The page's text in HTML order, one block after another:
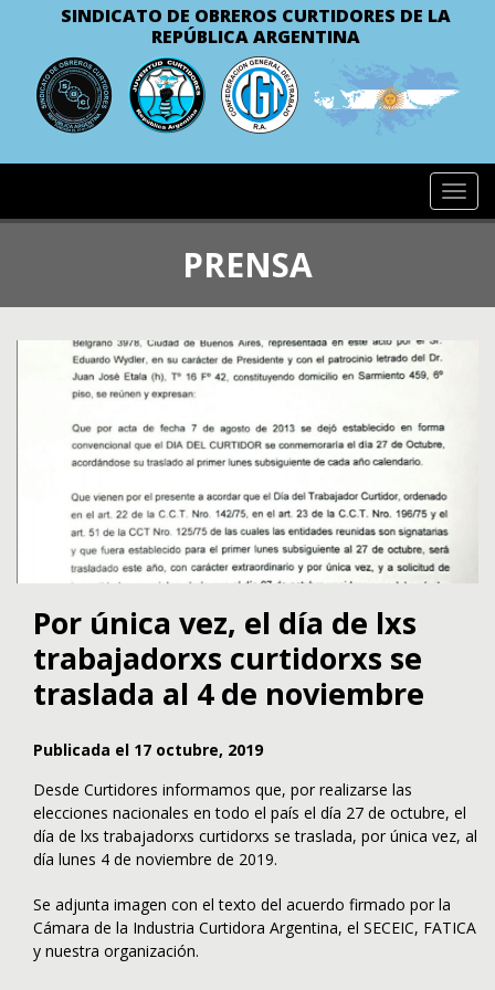
SINDICATO DE OBREROS CURTIDORES DE LA
REPÚBLICA ARGENTINA
PRENSA
Por única vez, el día de lxs
trabajadorxs curtidorxs se
traslada al 4 de noviembre
Publicada el 17 octubre, 2019
Desde Curtidores informamos que, por realizarse las
elecciones nacionales en todo el país el día 27 de octubre, el
día de lxs trabajadorxs curtidorxs se traslada, por única vez, al
día lunes 4 de noviembre de 2019.
Se adjunta imagen con el texto del acuerdo firmado por la
Cámara de la Industria Curtidora Argentina, el SECEIC, FATICA
y nuestra organización.